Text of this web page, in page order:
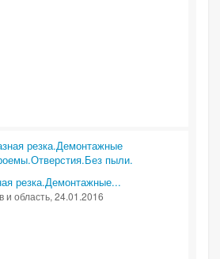
резка.Демонтажные...
и область, 24.01.2016